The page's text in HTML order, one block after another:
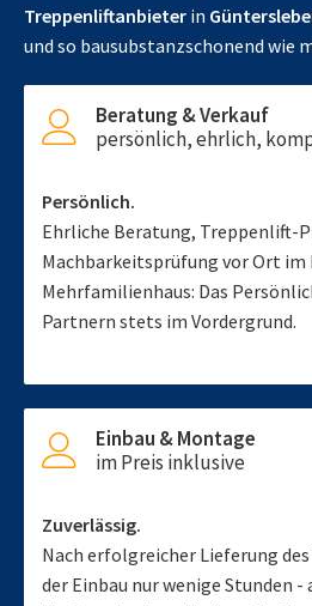
Treppenliftanbieter in
und so bausubstanzschonend wie
Beratung & Verkauf
persönlich, ehrlich,
Persönlich.
Ehrliche Beratung, Treppenlift-
Machbarkeitsprüfung vor Ort im
Mehrfamilienhaus: Das
Partnern stets im Vordergrund.
Einbau & Montage
im Preis inklusive
Zuverlässig.
Nach erfolgreicher Lieferung
der Einbau nur wenige Stunden -